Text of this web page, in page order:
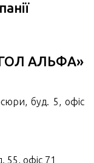
АЛЬФА»
буд. 5, офіс
55, офіс 71